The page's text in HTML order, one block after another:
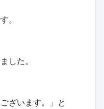
。
した。
ざいます。」と